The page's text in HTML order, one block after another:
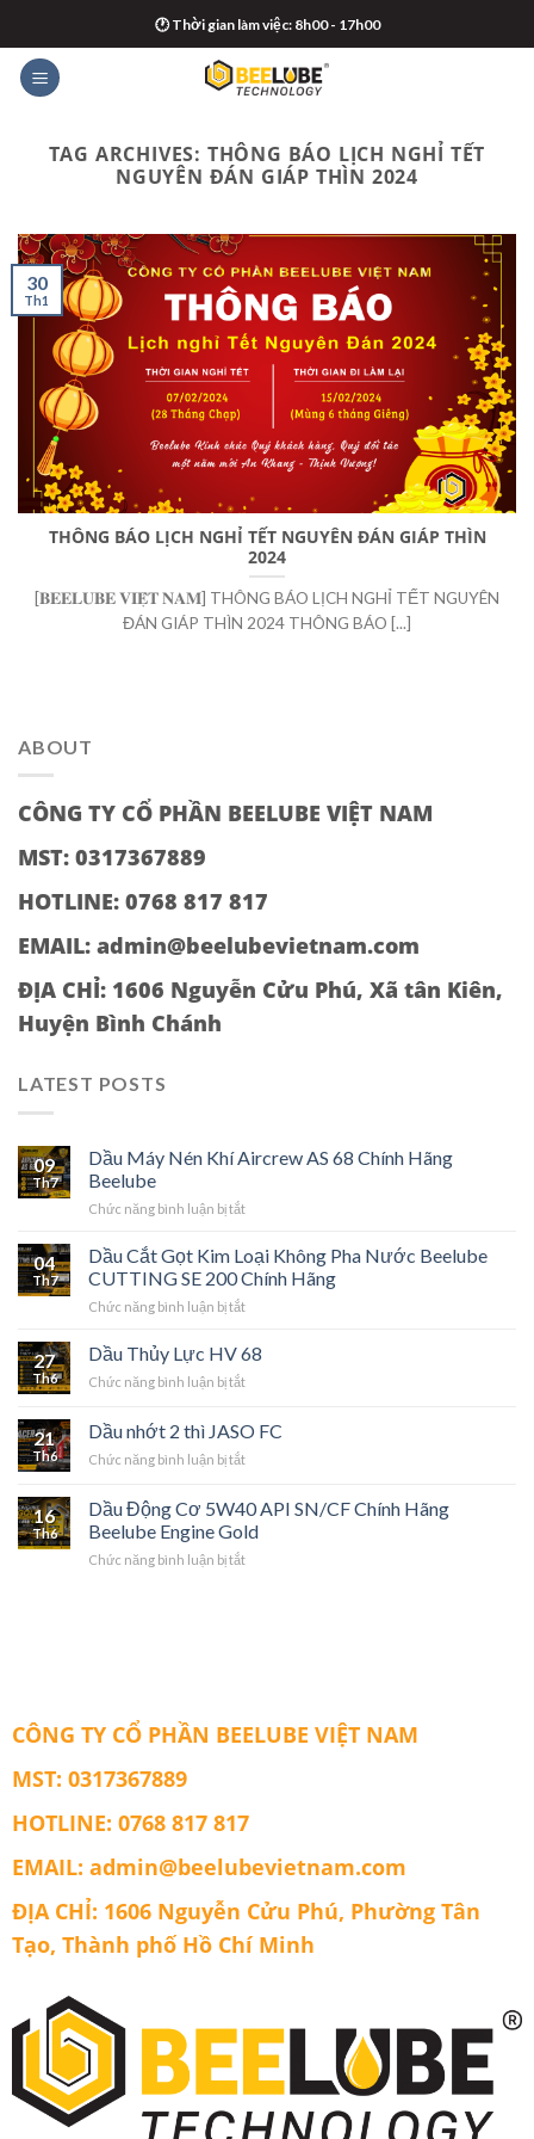
to
content
🕐 Thời gian làm việc: 8h00 - 17h00
TAG ARCHIVES: THÔNG BÁO LỊCH NGHỈ TẾT
NGUYÊN ĐÁN GIÁP THÌN 2024
THÔNG BÁO LỊCH NGHỈ TẾT NGUYÊN ĐÁN GIÁP THÌN
2024
[𝐁𝐄𝐄𝐋𝐔𝐁𝐄 𝐕𝐈𝐄̣̂𝐓 𝐍𝐀𝐌] THÔNG BÁO LỊCH NGHỈ TẾT NGUYÊN
ĐÁN GIÁP THÌN 2024 THÔNG BÁO [...]
30
Th1
ABOUT
CÔNG TY CỔ PHẦN BEELUBE VIỆT NAM
MST: 0317367889
HOTLINE: 0768 817 817
EMAIL: admin@beelubevietnam.com
ĐỊA CHỈ: 1606 Nguyễn Cửu Phú, Xã tân Kiên,
Huyện Bình Chánh
LATEST POSTS
09
Th7
Dầu Máy Nén Khí Aircrew AS 68 Chính Hãng
Beelube
Chức năng bình luận bị tắtở
Máy
Nén
Khí
Aircrew
68
Hãng
04
Th7
Dầu Cắt Gọt Kim Loại Không Pha Nước Beelube
CUTTING SE 200 Chính Hãng
Chức năng bình luận bị tắtở
Cắt
Gọt
Kim
Không
Nước
CUTTING
SE
Chính
27
Th6
Dầu Thủy Lực HV 68
Chức năng bình luận bị tắtở
Lực
HV
21
Th6
Dầu nhớt 2 thì JASO FC
Chức năng bình luận bị tắtở
2
thì
JASO
16
Th6
Dầu Động Cơ 5W40 API SN/CF Chính Hãng
Beelube Engine Gold
Chức năng bình luận bị tắtở
Beelube
CÔNG TY CỔ PHẦN BEELUBE VIỆT NAM
MST: 0317367889
HOTLINE: 0768 817 817
EMAIL: admin@beelubevietnam.com
ĐỊA CHỈ: 1606 Nguyễn Cửu Phú, Phường Tân
Tạo, Thành phố Hồ Chí Minh